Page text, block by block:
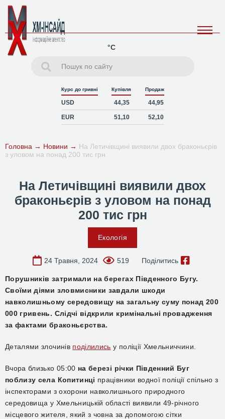
°C
Курс до гривні Купівля Продаж
USD 44,35 44,95
EUR 51,10 52,10
Головна → Новини → На Летичівщині виявили двох браконьєрів
з уловом на понад 200 тис грн
На Летичівщині виявили двох
браконьєрів з уловом на понад
200 тис грн
Екологія
24 Травня, 2024 519 Поділитись
Порушників затримали на берегах Південного Бугу.
Своїми діями зловмисники завдали шкоди
навколишньому середовищу на загальну суму понад 200
000 гривень. Слідчі відкрили кримінальні провадження
за фактами браконьєрства.
Деталями злочинів поділились у поліції Хмельниччини.
Вчора близько 05:00 на березі річки Південний Буг
поблизу села Копитинці працівники водної поліції спільно з
інспекторами з охорони навколишнього природного
середовища у Хмельницькій області виявили 49-річного
місцевого жителя, який з човна за допомогою сітки